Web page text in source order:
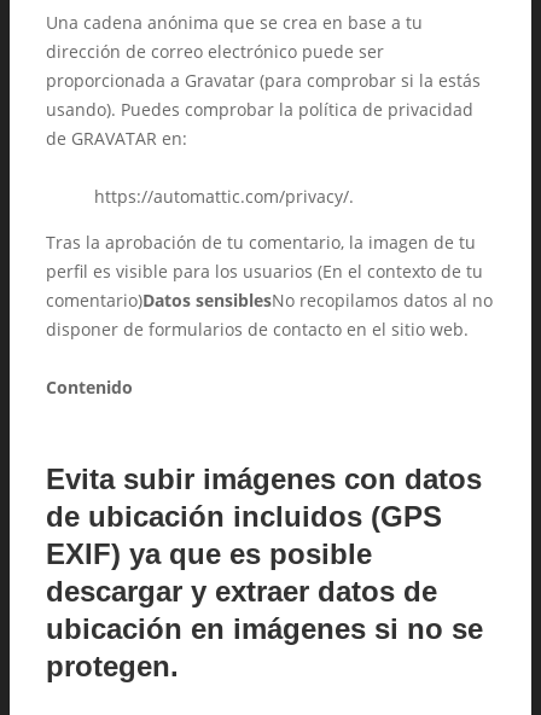
Una cadena anónima que se crea en base a tu
dirección de correo electrónico puede ser
proporcionada a Gravatar (para comprobar si la estás
usando). Puedes comprobar la política de privacidad
de GRAVATAR en:
https://automattic.com/privacy/.
Tras la aprobación de tu comentario, la imagen de tu
perfil es visible para los usuarios (En el contexto de tu
comentario)Datos sensiblesNo recopilamos datos al no
disponer de formularios de contacto en el sitio web.
Contenido
Evita subir imágenes con datos
de ubicación incluidos (GPS
EXIF) ya que es posible
descargar y extraer datos de
ubicación en imágenes si no se
protegen.